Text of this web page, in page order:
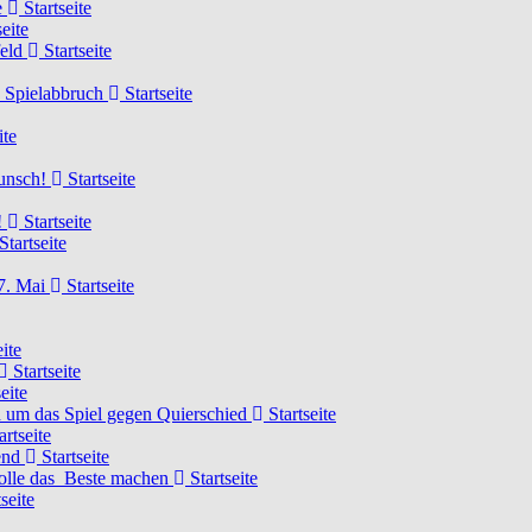
Startseite
Startseite
Startseite
Startseite
Startseite
Mai Startseite
Startseite
das Spiel gegen Quierschied
Startseite
Startseite
das Beste machen
Startseite